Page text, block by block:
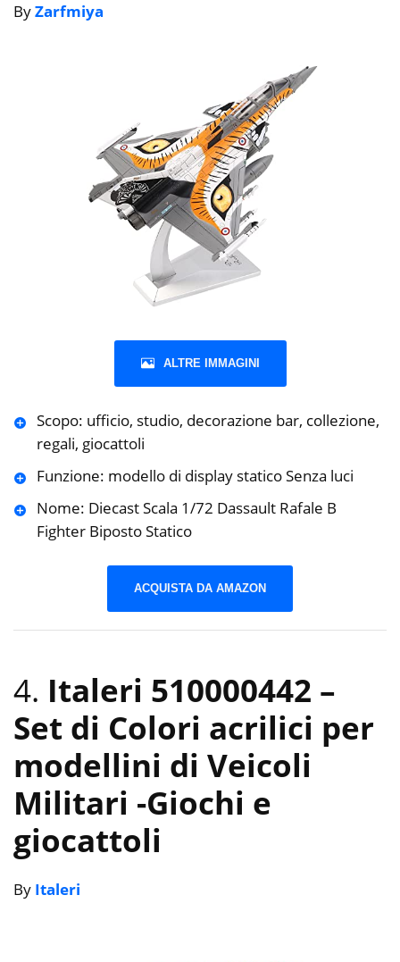
ByZarfmiya
ALTRE IMMAGINI
Scopo: ufficio, studio, decorazione bar, collezione,
regali, giocattoli
Funzione: modello di display statico Senza luci
Nome: Diecast Scala 1/72 Dassault Rafale B
Fighter Biposto Statico
ACQUISTA DA AMAZON
4. Italeri 510000442 –
Set di Colori acrilici per
modellini di Veicoli
Militari -Giochi e
giocattoli
By Italeri